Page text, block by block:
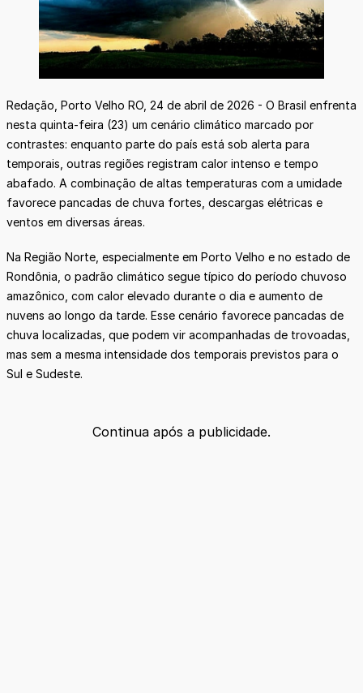
Redação, Porto Velho RO, 24 de abril de 2026 - O Brasil enfrenta
nesta quinta-feira (23) um cenário climático marcado por
contrastes: enquanto parte do país está sob alerta para
temporais, outras regiões registram calor intenso e tempo
abafado. A combinação de altas temperaturas com a umidade
favorece pancadas de chuva fortes, descargas elétricas e
ventos em diversas áreas.
Na Região Norte, especialmente em Porto Velho e no estado de
Rondônia, o padrão climático segue típico do período chuvoso
amazônico, com calor elevado durante o dia e aumento de
nuvens ao longo da tarde. Esse cenário favorece pancadas de
chuva localizadas, que podem vir acompanhadas de trovoadas,
mas sem a mesma intensidade dos temporais previstos para o
Sul e Sudeste.
Continua após a publicidade.